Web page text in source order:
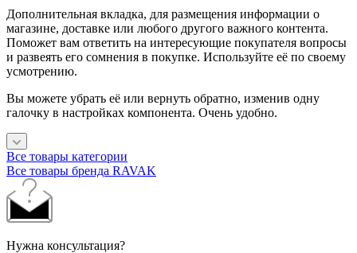
Дополнительная вкладка, для размещения информации о
магазине, доставке или любого другого важного контента.
Поможет вам ответить на интересующие покупателя вопросы
и развеять его сомнения в покупке. Используйте её по своему
усмотрению.
Вы можете убрать её или вернуть обратно, изменив одну
галочку в настройках компонента. Очень удобно.
Все товары категории
Все товары бренда RAVAK
Нужна консультация?